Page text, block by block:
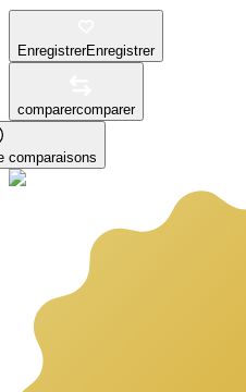
EnregistrerEnregistrer
comparercomparer
comparaisons